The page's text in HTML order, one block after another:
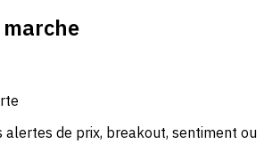
alertes de prix, breakout, sentiment ou